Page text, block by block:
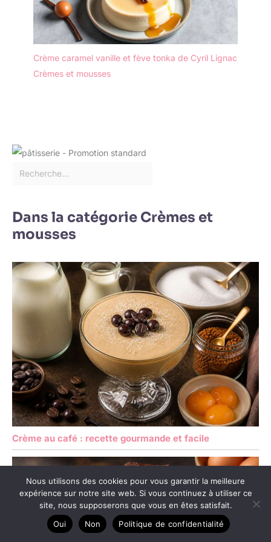
Sa forme élancée permet
d'atteindre facilement le
fond ou les coins de
votre tasse ou canette,
évitant ainsi les doigts
sales et offrant une
matin ou un cocktail en
Crème caramel vanille et fève tonka de Cyril Lignac
Crèmes et mousses
Dans la catégorie Crèmes et
mousses
Crème au café : recette gourmande et facile
Nous utilisons des cookies pour vous garantir la meilleure
expérience sur notre site web. Si vous continuez à utiliser ce
site, nous supposerons que vous en êtes satisfait.
Oui
Non Politique de confidentialité